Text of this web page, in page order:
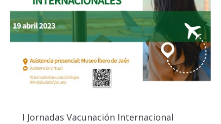
I Jornadas Vacunación Internacional